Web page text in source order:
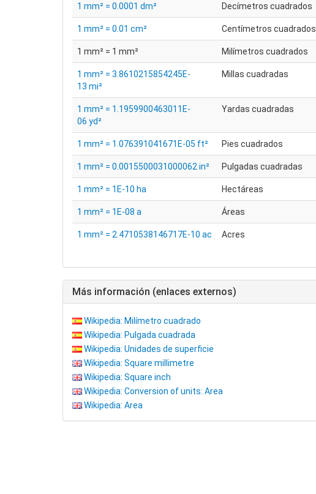
1 mm² = 0.0001 dm² Decímetros cuadrados
1 mm² = 0.01 cm² Centímetros cuadrados
1 mm² = 1 mm² Milímetros cuadrados
1 mm² = 3.8610215854245E-
13 mi²
Millas cuadradas
1 mm² = 1.1959900463011E-
06 yd²
Yardas cuadradas
1 mm² = 1.076391041671E-05 ft² Pies cuadrados
1 mm² = 0.0015500031000062 in² Pulgadas cuadradas
1 mm² = 1E-10 ha Hectáreas
1 mm² = 1E-08 a Áreas
1 mm² = 2.4710538146717E-10 ac Acres
Más información (enlaces externos)
Wikipedia: Milímetro cuadrado
Wikipedia: Pulgada cuadrada
Wikipedia: Unidades de superficie
Wikipedia: Square millimetre
Wikipedia: Square inch
Wikipedia: Conversion of units: Area
Wikipedia: Area